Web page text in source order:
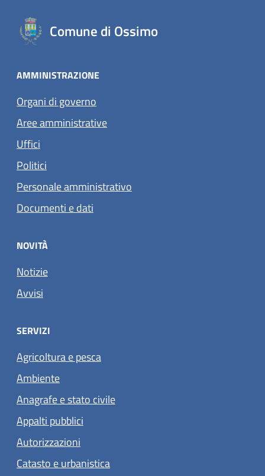
Comune di Ossimo
AMMINISTRAZIONE
Organi di governo
Aree amministrative
Uffici
Politici
Personale amministrativo
Documenti e dati
NOVITÀ
Notizie
Avvisi
SERVIZI
Agricoltura e pesca
Ambiente
Anagrafe e stato civile
Appalti pubblici
Autorizzazioni
Catasto e urbanistica